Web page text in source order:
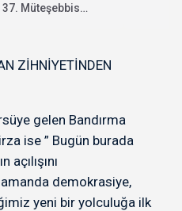
Müteşebbis
ZİHNİYETİNDEN
gelen Bandırma
ise ” Bugün burada
açılışını
demokrasiye,
yeni bir yolculuğa ilk